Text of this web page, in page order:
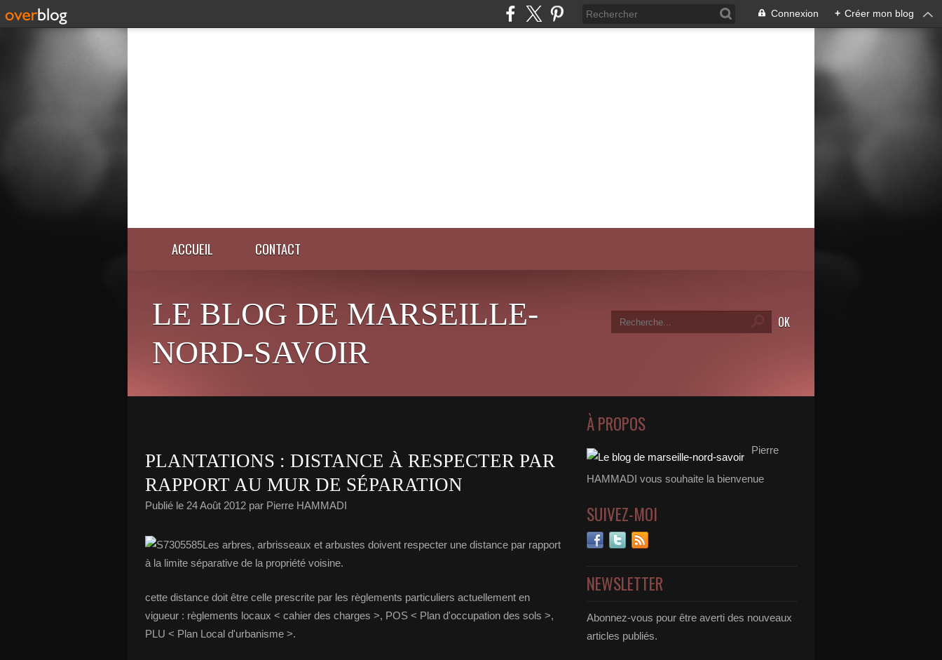
Connexion + Créer mon blog
ACCUEIL CONTACT
LE BLOG DE MARSEILLE-
NORD-SAVOIR
PLANTATIONS : DISTANCE À RESPECTER PAR
RAPPORT AU MUR DE SÉPARATION
Publié le 24 Août 2012 par Pierre HAMMADI
Les arbres, arbrisseaux et arbustes doivent respecter une distance par rapport
à la limite séparative de la propriété voisine.
cette distance doit être celle prescrite par les règlements particuliers actuellement en
vigueur : règlements locaux < cahier des charges >, POS < Plan d'occupation des sols >,
PLU < Plan Local d'urbanisme >.
À PROPOS
Pierre
HAMMADI vous souhaite la bienvenue
SUIVEZ-MOI
NEWSLETTER
Abonnez-vous pour être averti des nouveaux
articles publiés.